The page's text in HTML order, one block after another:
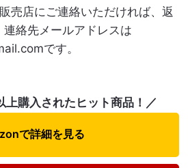
売店にご連絡いただければ、返
絡先メールアドレスは
です。
購入されたヒット商品！／
で詳細を見る